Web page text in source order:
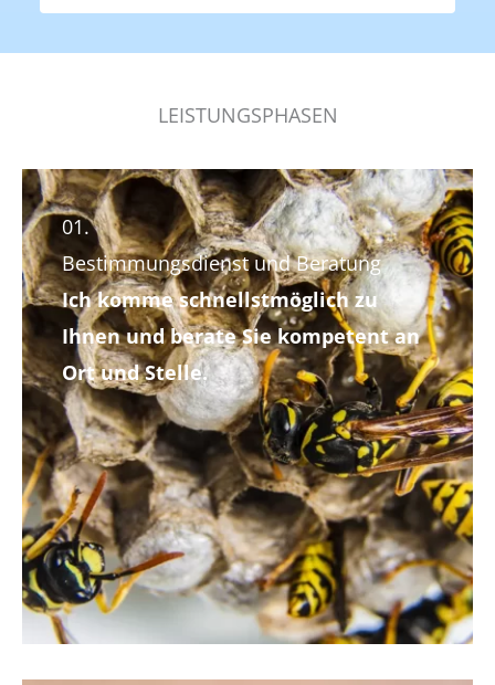
LEISTUNGSPHASEN
01.
Bestimmungs­dienst und Beratung
Ich komme schnellstmöglich zu
Ihnen und berate Sie kompetent an
Ort und Stelle.